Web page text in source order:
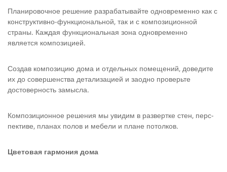
Планировочное решение разрабатывайте одновременно как с
конструктивно-функциональной, так и с композиционной
страны. Каждая функциональная зона одновременно
является композицией.
Создав композицию дома и отдельных помещений, доведите
их до совершенства детализацией и заодно проверьте
достовер­ность замысла.
Композиционное решения мы увидим в развертке стен, перс­
пективе, планах полов и мебели и плане потолков.
Цветовая гармония дома